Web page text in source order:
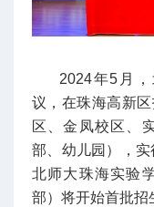
2024年5月
议，在珠海高新
区、金凤校区、
部、幼儿园），实
北师大珠海实验
部）将开始首批招